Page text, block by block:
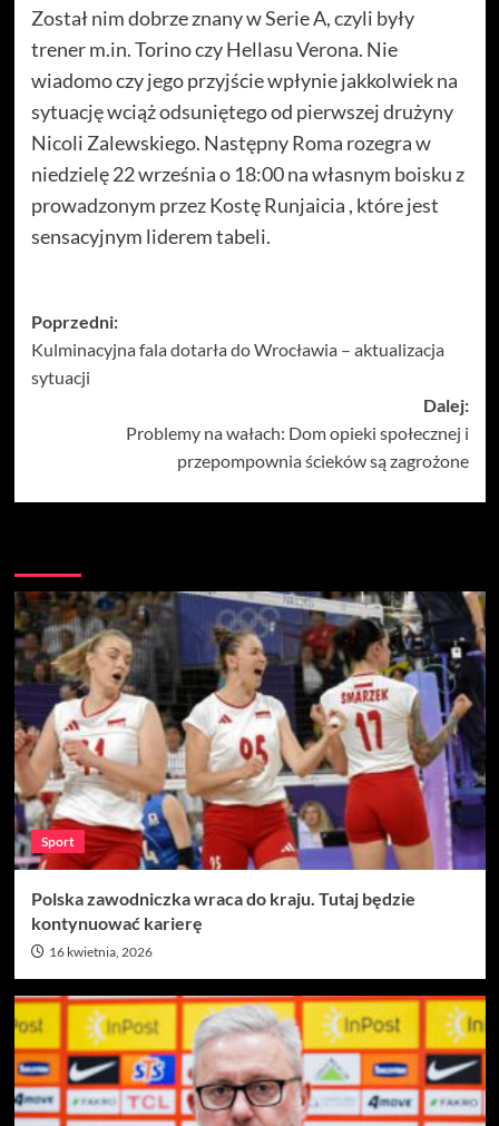
Został nim dobrze znany w Serie A, czyli były
trener m.in. Torino czy Hellasu Verona. Nie
wiadomo czy jego przyjście wpłynie jakkolwiek na
sytuację wciąż odsuniętego od pierwszej drużyny
Nicoli Zalewskiego. Następny Roma rozegra w
niedzielę 22 września o 18:00 na własnym boisku z
prowadzonym przez Kostę Runjaicia , które jest
sensacyjnym liderem tabeli.
Zobacz
wpisy
Poprzedni:
Kulminacyjna fala dotarła do Wrocławia – aktualizacja
sytuacji
Dalej:
Problemy na wałach: Dom opieki społecznej i
przepompownia ścieków są zagrożone
Sport
Polska zawodniczka wraca do kraju. Tutaj będzie
kontynuować karierę
16 kwietnia, 2026